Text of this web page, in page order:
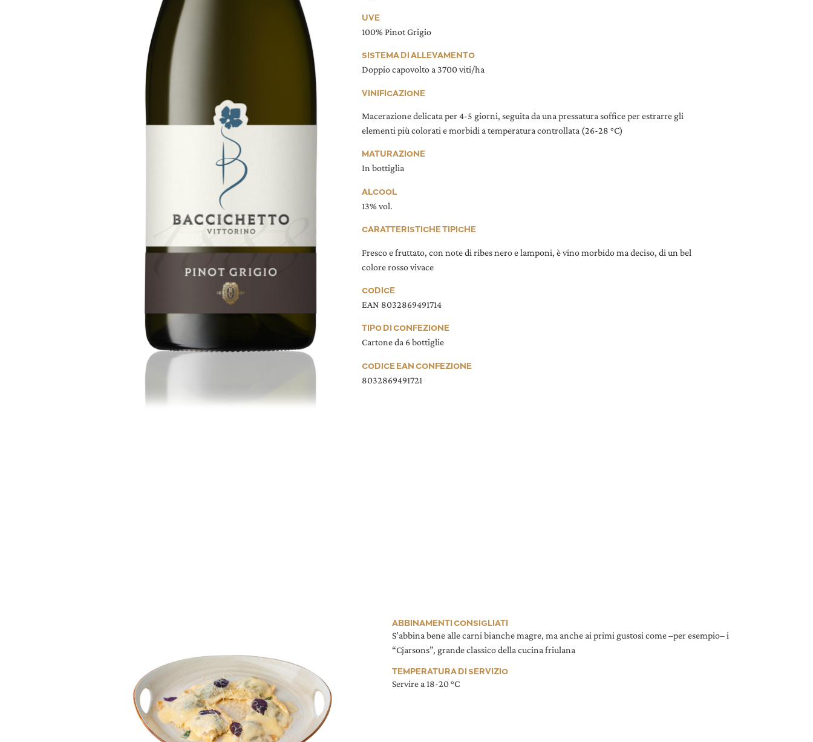
UVE
100% Pinot Grigio
SISTEMA DI ALLEVAMENTO
Doppio capovolto a 3700 viti/ha
VINIFICAZIONE
Macerazione delicata per 4-5 giorni, seguita da una pressatura soffice per estrarre gli
elementi più colorati e morbidi a temperatura controllata (26-28 °C)
MATURAZIONE
In bottiglia
ALCOOL
13% vol.
CARATTERISTICHE TIPICHE
Fresco e fruttato, con note di ribes nero e lamponi, è vino morbido ma deciso, di un bel
colore rosso vivace
CODICE
EAN 8032869491714
TIPO DI CONFEZIONE
Cartone da 6 bottiglie
CODICE EAN CONFEZIONE
8032869491721
ABBINAMENTI CONSIGLIATI
S’abbina bene alle carni bianche magre, ma anche ai primi gustosi come –per esempio– i
“Cjarsons”, grande classico della cucina friulana
TEMPERATURA DI SERVIZIO
Servire a 18-20 °C